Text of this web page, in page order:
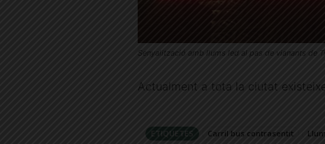
Senyalització amb llums led al pas de vianants de
Actualment a tota la ciutat
ETIQUETES Carril bus contrasentit